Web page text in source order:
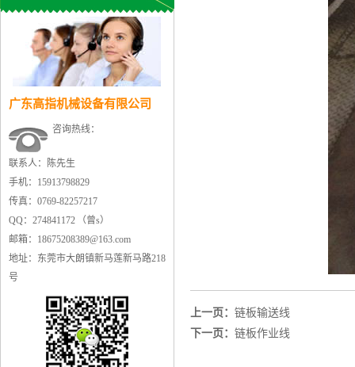
广东高指机械设备有限公司
咨询热线：
联系人：陈先生
手机：15913798829
传真：0769-82257217
QQ：274841172 （曾s）
邮箱：18675208389@163.com
地址：东莞市大朗镇新马莲新马路218
号
上一页： 链板输送线
下一页： 链板作业线